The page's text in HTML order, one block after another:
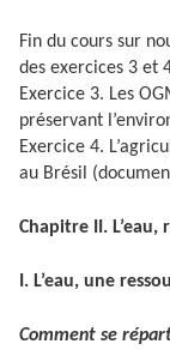
Fin du cours sur
des exercices 3 et
Exercice 3. Les
préservant
Exercice 4.
au Brésil
Chapitre II. L’eau,
I. L’eau, une
Comment se